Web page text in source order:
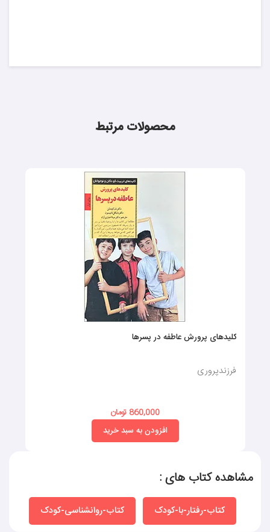
محصولات مرتبط
کلیدهای پرورش عاطفه در پسرها
فرزندپروری
860,000 تومان
افزودن به سبد خرید
مشاهده کتاب های :
کتاب-رفتار-با-کودک کتاب-روانشناسی-کودک